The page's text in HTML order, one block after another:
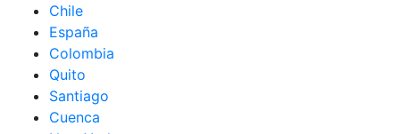
Chile
España
Colombia
Quito
Santiago
Cuenca